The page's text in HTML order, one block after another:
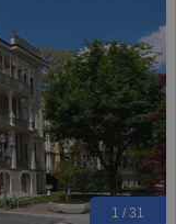
1 / 31